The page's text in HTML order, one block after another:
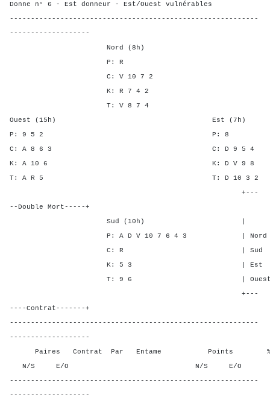
Donne n° 6 - Est donneur - Est/Ouest vulnérables
-----------------------------------------------------------
-------------------
Nord (8h)
P: R
C: V 10 7 2
K: R 7 4 2
T: V 8 7 4
Ouest (15h) Est (7h)
P: 9 5 2 P:
C: A 8 6 3 C: D 9
K: A 10 6 K: D V
T: A R 5 T: D 10
+---
--Double Mort-----+
Sud (10h) | SA P
P: A D V 10 7 6 4 3 | Nord
C: R | Sud - 3
K: 5 3 | Est - - 4
T: 9 6 | Ouest - -
+---
----Contrat-------+
-----------------------------------------------------------
-------------------
Paires Contrat Par Entame Points %
N/S E/O N/S E/O N/
-----------------------------------------------------------
-------------------